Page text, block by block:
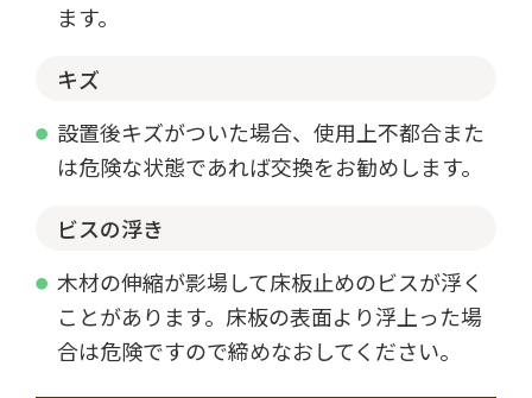
ます。
キズ
設置後キズがついた場合、使用上不都合また
は危険な状態であれば交換をお勧めします。
ビスの浮き
木材の伸縮が影場して床板止めのビスが浮く
ことがあります。床板の表面より浮上った場
合は危険ですので締めなおしてください。